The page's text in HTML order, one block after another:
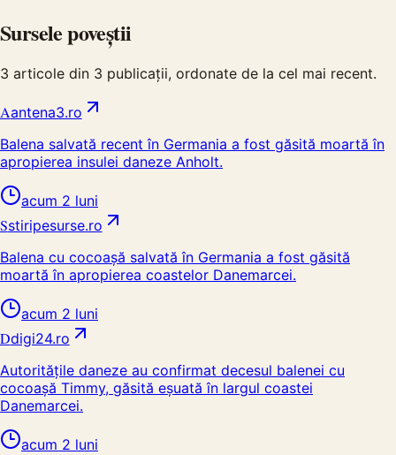
Sursele poveștii
3 articole din 3 publicații, ordonate de la cel mai recent.
Aantena3.ro
Balena salvată recent în Germania a fost găsită moartă în
apropierea insulei daneze Anholt.
acum 2 luni
Sstiripesurse.ro
Balena cu cocoașă salvată în Germania a fost găsită
moartă în apropierea coastelor Danemarcei.
acum 2 luni
Ddigi24.ro
Autoritățile daneze au confirmat decesul balenei cu
cocoașă Timmy, găsită eșuată în largul coastei
Danemarcei.
acum 2 luni